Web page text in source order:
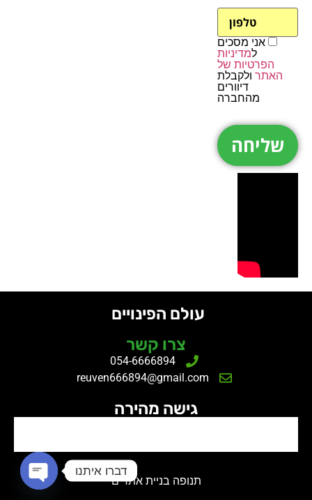
אני מסכים
למדיניות
הפרטיות של
האתר ולקבלת
דיוורים
מהחברה
עולם הפינויים
צרו קשר
054-6666894
reuven666894@gmail.com
גישה מהירה
תנופה בניית אתרים
דברו איתנו
chaty